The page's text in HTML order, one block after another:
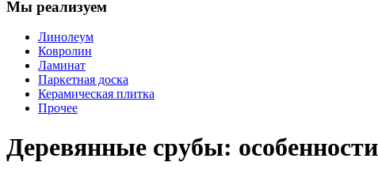
Мы реализуем
Линолеум
Ковролин
Ламинат
Паркетная доска
Керамическая плитка
Прочее
Деревянные срубы: